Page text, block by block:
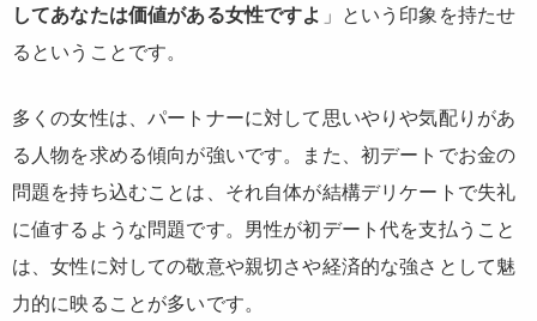
してあなたは価値がある女性ですよ 」という印象を持たせ
るということです。
多くの女性は、パートナーに対して思いやりや気配りがあ
る人物を求める傾向が強いです。また、初デートでお金の
問題を持ち込むことは、それ自体が結構デリケートで失礼
に値するような問題です。男性が初デート代を支払うこと
は、女性に対しての敬意や親切さや経済的な強さとして魅
力的に映ることが多いです。